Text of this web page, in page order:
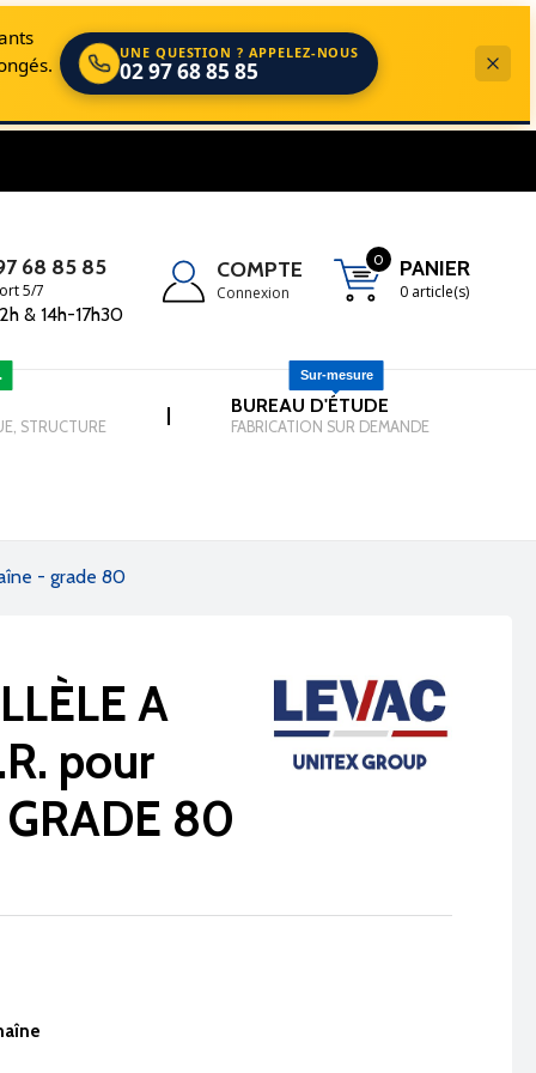
UNE QUESTION ? APPELEZ-NOUS
02 97 68 85 85
68 85 85
5/7
& 14h-17h30
COMPTE
Connexion
PANIER
0 article(s)
0
STRUCTURE
| BUREAU D'ÉTUDE
Sur-mesure
FABRICATION SUR DEMANDE
- grade 80
A
pour
80